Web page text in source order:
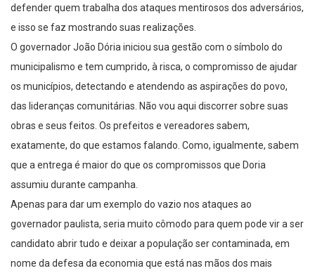
e isso se faz mostrando suas realizações.
O governador João Dória iniciou sua gestão com o símbolo do
municipalismo e tem cumprido, à risca, o compromisso de ajudar
os municípios, detectando e atendendo as aspirações do povo,
das lideranças comunitárias. Não vou aqui discorrer sobre suas
obras e seus feitos. Os prefeitos e vereadores sabem,
exatamente, do que estamos falando. Como, igualmente, sabem
que a entrega é maior do que os compromissos que Doria
assumiu durante campanha.
Apenas para dar um exemplo do vazio nos ataques ao
governador paulista, seria muito cômodo para quem pode vir a ser
candidato abrir tudo e deixar a população ser contaminada, em
nome da defesa da economia que está nas mãos dos mais
abastados. Não. Agindo contra ele próprio, perdendo votos da